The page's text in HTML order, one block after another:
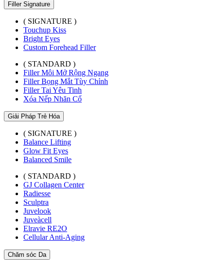
Filler Signature
( SIGNATURE )
Touchup Kiss
Bright Eyes
Custom Forehead Filler
( STANDARD )
Filler Môi Mở Rộng Ngang
Filler Bọng Mắt Tùy Chỉnh
Filler Tai Yêu Tinh
Xóa Nếp Nhăn Cổ
Giải Pháp Trẻ Hóa
( SIGNATURE )
Balance Lifting
Glow Fit Eyes
Balanced Smile
( STANDARD )
GJ Collagen Center
Radiesse
Sculptra
Juvelook
Juveàcell
Elravie RE2O
Cellular Anti-Aging
Chăm sóc Da